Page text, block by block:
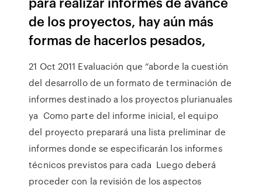
de los proyectos, hay aún más
formas de hacerlos pesados,
21 Oct 2011 Evaluación que “aborde la cuestión
del desarrollo de un formato de terminación de
informes destinado a los proyectos plurianuales
ya Como parte del informe inicial, el equipo
del proyecto preparará una lista preliminar de
informes donde se especificarán los informes
técnicos previstos para cada Luego deberá
proceder con la revisión de los aspectos